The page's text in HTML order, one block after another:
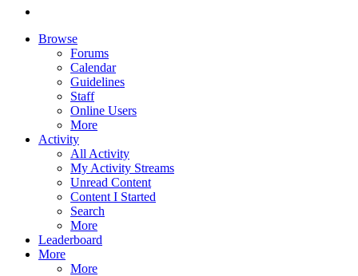
Browse
Forums
Calendar
Guidelines
Staff
Online Users
More
Activity
All Activity
My Activity Streams
Unread Content
Content I Started
Search
More
Leaderboard
More
More